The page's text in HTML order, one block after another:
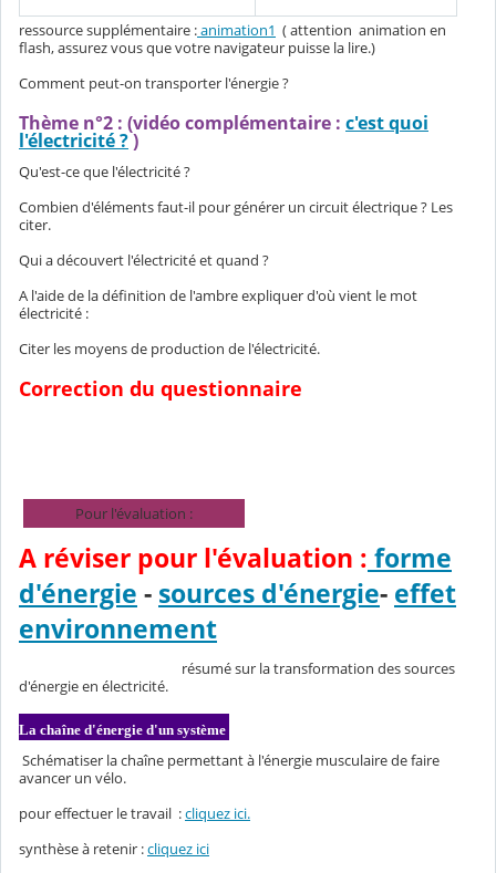
ressource supplémentaire :animation1 ( attention animation en
flash, assurez vous que votre navigateur puisse la lire.)
Comment peut-on transporter l'énergie ?
Thème n°2 : (vidéo complémentaire : c'est quoi
l'électricité ?)
Qu'est-ce que l'électricité ?
Combien d'éléments faut-il pour générer un circuit électrique ? Les
citer.
Qui a découvert l'électricité et quand ?
A l'aide de la définition de l'ambre expliquer d'où vient le mot
électricité :
Citer les moyens de production de l'électricité.
Correction du questionnaire
Pour l'évaluation :
A réviser pour l'évaluation : forme
d'énergie - sources d'énergie- effet
environnement
résumé sur la transformation des sources
d'énergie en électricité.
La chaîne d'énergie d'un système
Schématiser la chaîne permettant à l'énergie musculaire de faire
avancer un vélo.
pour effectuer le travail :cliquez ici.
synthèse à retenir :cliquez ici